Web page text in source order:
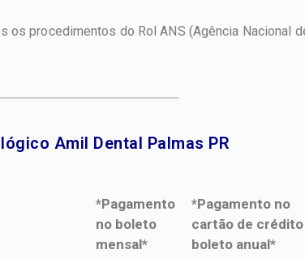
os procedimentos do Rol ANS (Agência Nacional
Amil Dental Palmas PR​
*Pagamento
no boleto
mensal*
*Pagamento no
cartão de crédito
boleto anual*